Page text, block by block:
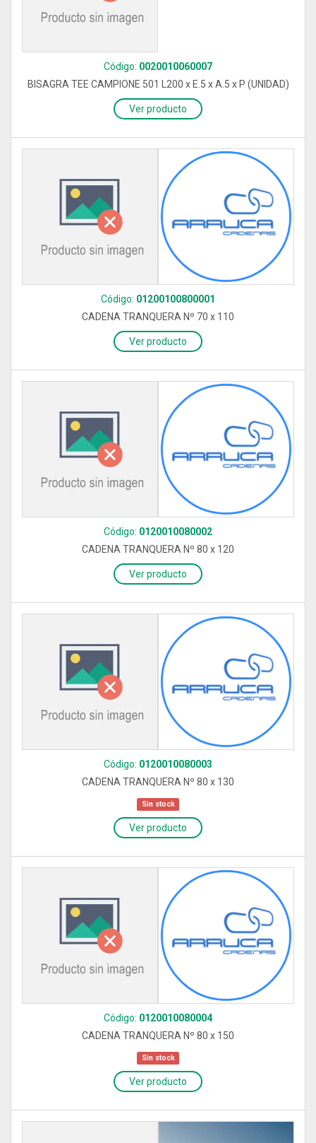
Código: 0020010060007
BISAGRA TEE CAMPIONE 501 L200 x E.5 x A.5 x P (UNIDAD)
Ver producto
Código: 01200100800001
CADENA TRANQUERA Nº 70 x 110
Ver producto
Código: 0120010080002
CADENA TRANQUERA Nº 80 x 120
Ver producto
Código: 0120010080003
CADENA TRANQUERA Nº 80 x 130
Sin stock
Ver producto
Código: 0120010080004
CADENA TRANQUERA Nº 80 x 150
Sin stock
Ver producto